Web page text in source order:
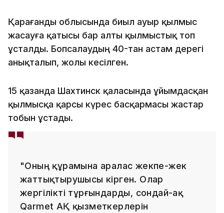
Қарағанды облысында биыл ауыр қылмыс
жасауға қатысы бар алты қылмыстық топ
ұсталды. Бопсалаудың 40-тан астам дерегі
анықталып, жолы кесілген.
15 қазанда Шахтинск қаласында ұйымдасқан
қылмысқа қарсы күрес басқармасы жастар
тобын ұстады.
"Оның құрамына аралас жекпе-жек
жаттықтырушысы кірген. Олар
жергілікті тұрғындарды, сондай-ақ
Qarmet АҚ қызметкерлерін